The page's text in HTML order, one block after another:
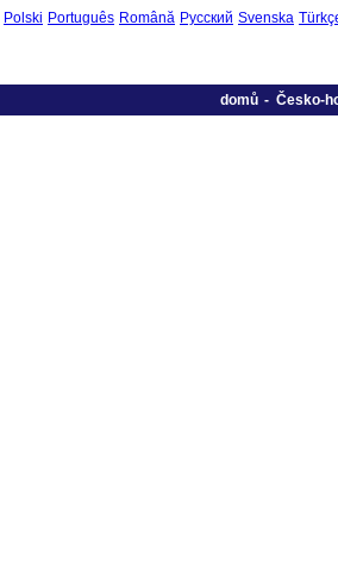
Polski Português Română Русский Svenska
domů- Česko-